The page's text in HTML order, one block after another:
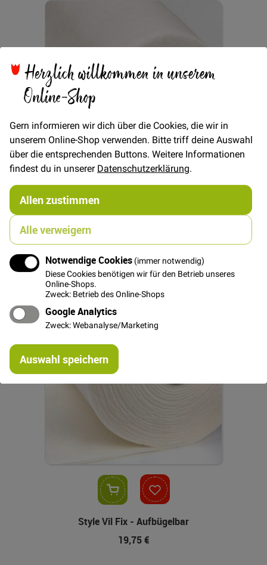
Herzlich willkommen in unserem
Online-Shop
Gern informieren wir dich über die Cookies, die wir in
unserem Online-Shop verwenden. Bitte triff deine Auswahl
über die entsprechenden Buttons. Weitere Informationen
findest du in unsererDatenschutzerklärung.
Allen zustimmen
Alle verweigern
Notwendige Cookies (immer notwendig)
Diese Cookies benötigen wir für den Betrieb unseres
Online-Shops.
Zweck: Betrieb des Online-Shops
Google Analytics
Zweck: Webanalyse/Marketing
Auswahl speichern
Volumenvlies 266 Wool Mix
Style Vil Fix - Aufbügelbar
19,75 €